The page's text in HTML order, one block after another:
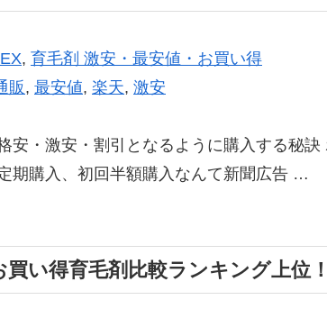
, 育毛剤 激安・最安値・お買い得
販, 最安値, 楽天, 激安
・激安・割引となるように購入する秘
期購入、初回半額購入なんて新聞広告 …
い得育毛剤比較ランキング上位